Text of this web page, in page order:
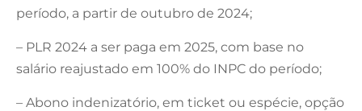
período, a partir de outubro de 2024;
– PLR 2024 a ser paga em 2025, com base no
salário reajustado em 100% do INPC do período;
– Abono indenizatório, em ticket ou espécie, opção